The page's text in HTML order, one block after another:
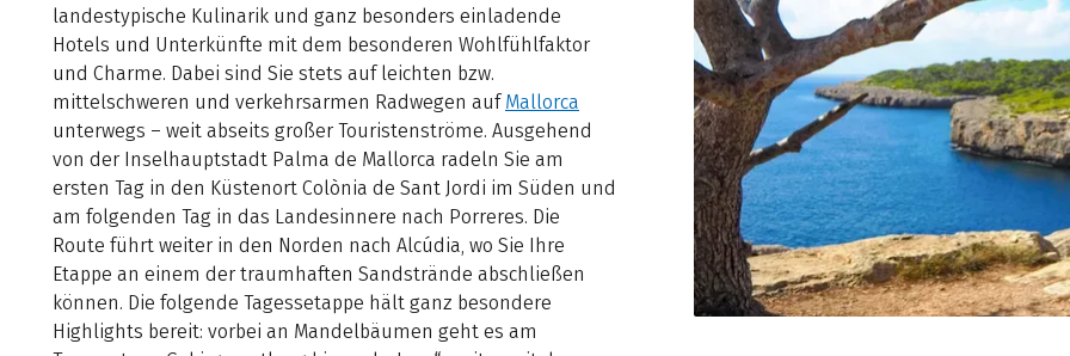
landestypische Kulinarik und ganz besonders einladende
Hotels und Unterkünfte mit dem besonderen Wohlfühlfaktor
und Charme. Dabei sind Sie stets auf leichten bzw.
mittelschweren und verkehrsarmen Radwegen aufMallorca
unterwegs – weit abseits großer Touristenströme. Ausgehend
von der Inselhauptstadt Palma de Mallorca radeln Sie am
ersten Tag in den Küstenort Colònia de Sant Jordi im Süden und
am folgenden Tag in das Landesinnere nach Porreres. Die
Route führt weiter in den Norden nach Alcúdia, wo Sie Ihre
Etappe an einem der traumhaften Sandstrände abschließen
können. Die folgende Tagessetappe hält ganz besondere
Highlights bereit: vorbei an Mandelbäumen geht es am